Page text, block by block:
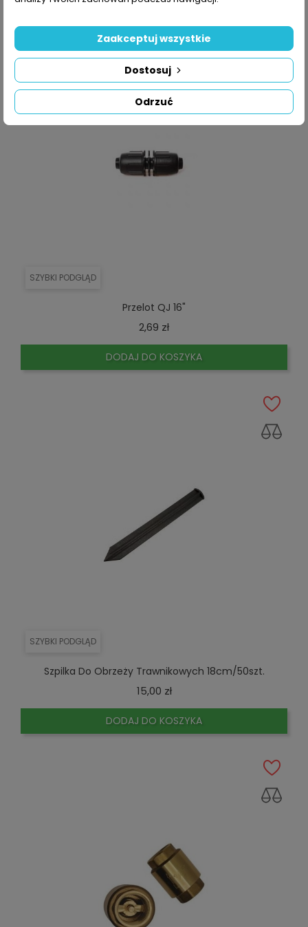
SZYBKI PODGLĄD
Przelot QJ 16"
2,69 złCena
DODAJ DO KOSZYKA
SZYBKI PODGLĄD
Szpilka Do Obrzeży Trawnikowych 18cm/50szt.
15,00 złCena
DODAJ DO KOSZYKA
Odrzuć
Dostosuj
Zaakceptuj wszystkie